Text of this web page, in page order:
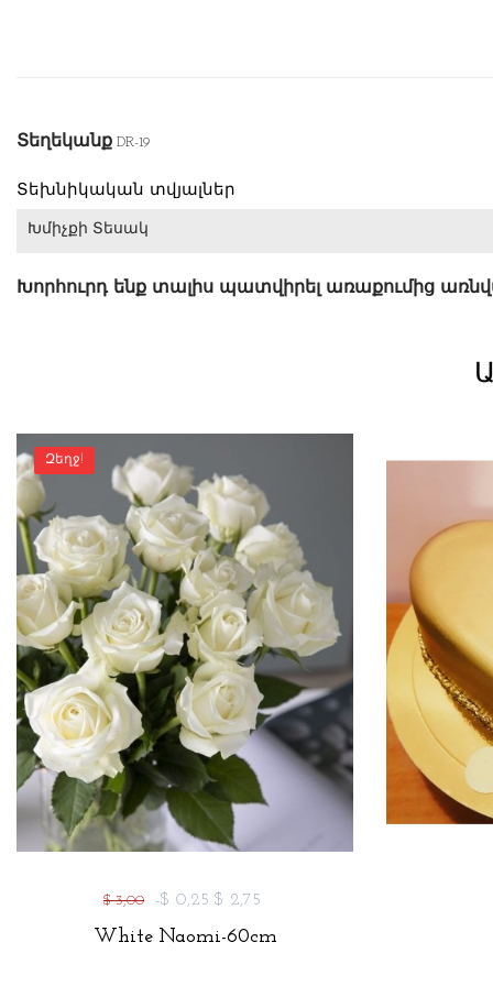
Տեղեկանք DR-19
Տեխնիկական տվյալներ
Խմիչքի Տեսակ
Խորհուրդ ենք տալիս պատվիրել առաքումից
Զեղջ!
$ 3,00 -$ 0,25 $ 2,75
White Naomi-60cm